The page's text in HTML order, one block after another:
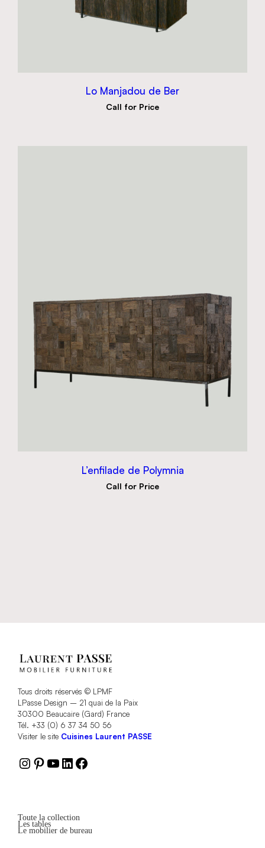
Lo Manjadou de Ber
Call for Price
L’enfilade de Polymnia
Call for Price
Tous droits réservés © LPMF
LPasse Design – 21 quai de la Paix
30300 Beaucaire (Gard) France
Tél. +33 (0) 6 37 34 50 56
Visiter le site Cuisines Laurent PASSE
Instagram
Pinterest
YouTube
LinkedIn
Facebook
Toute la collection
Les tables
Le mobilier de bureau